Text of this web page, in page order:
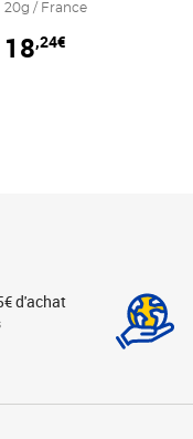
au panier
20g / France
18,24€
d'achat